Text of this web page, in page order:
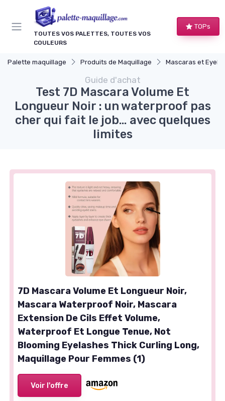
TOUTES VOS PALETTES, TOUTES VOS
COULEURS
TOPs
Palette maquillage Produits de Maquillage Mascaras et
Guide d'achat
Test 7D Mascara Volume Et
Longueur Noir : un waterproof pas
cher qui fait le job… avec quelques
limites
7D Mascara Volume Et Longueur Noir,
Mascara Waterproof Noir, Mascara
Extension De Cils Effet Volume,
Waterproof Et Longue Tenue, Not
Blooming Eyelashes Thick Curling Long,
Maquillage Pour Femmes (1)
Voir l'offre
Panneau de gestion des cookies